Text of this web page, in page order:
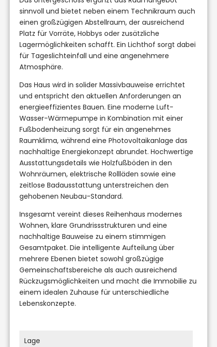
sinnvoll und bietet neben einem Technikraum auch
einen großzügigen Abstellraum, der ausreichend
Platz für Vorräte, Hobbys oder zusätzliche
Lagermöglichkeiten schafft. Ein Lichthof sorgt dabei
für Tageslichteinfall und eine angenehmere
Atmosphäre.
Das Haus wird in solider Massivbauweise errichtet
und entspricht den aktuellen Anforderungen an
energieeffizientes Bauen. Eine moderne Luft-
Wasser-Wärmepumpe in Kombination mit einer
Fußbodenheizung sorgt für ein angenehmes
Raumklima, während eine Photovoltaikanlage das
nachhaltige Energiekonzept abrundet. Hochwertige
Ausstattungsdetails wie Holzfußböden in den
Wohnräumen, elektrische Rollläden sowie eine
zeitlose Badausstattung unterstreichen den
gehobenen Neubau-Standard.
Insgesamt vereint dieses Reihenhaus modernes
Wohnen, klare Grundrissstrukturen und eine
nachhaltige Bauweise zu einem stimmigen
Gesamtpaket. Die intelligente Aufteilung über
mehrere Ebenen bietet sowohl großzügige
Gemeinschaftsbereiche als auch ausreichend
Rückzugsmöglichkeiten und macht die Immobilie zu
einem idealen Zuhause für unterschiedliche
Lebenskonzepte.
Lage